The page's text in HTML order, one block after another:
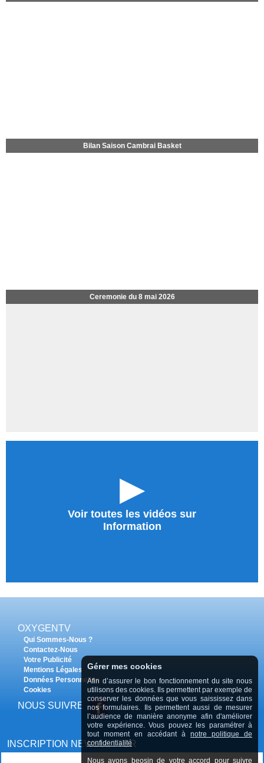
Bilan Saison Cambrai Basket
Ceremonie du 8 mai 2026
►
Voir toutes les vidéos sur
Information
OXYGENTV
Qui Sommes-Nous ?
Contactez-Nous
Votre Publicité
Mentions Légales
Données Personnelles
Cookies
NOUS SUIVRE
INSCRIPTION NEWSLETTER
Gérer mes cookies
Afin d’assurer le bon fonctionnement du site nous
utilisons des cookies. Ils permettent par exemple de
conserver les données que vous saississez dans
nos formulaires. Ils permettent aussi de mesurer
l’audience de manière anonyme afin d'améliorer
votre expérience. Vous pouvez les paramétrer à
tout moment en accédant à notre politique de
confidentialité
Nous avons beosin de votre accord pour suivre